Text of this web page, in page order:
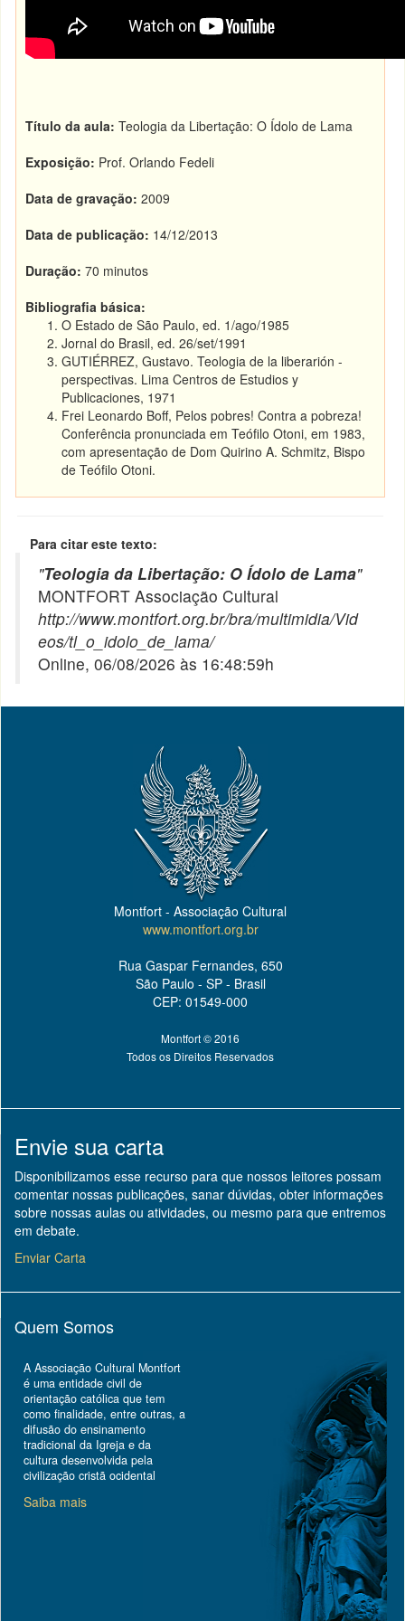
Título da aula: Teologia da Libertação: O Ídolo de Lama
Exposição: Prof. Orlando Fedeli
Data de gravação: 2009
Data de publicação: 14/12/2013
Duração: 70 minutos
Bibliografia básica:
O Estado de São Paulo, ed. 1/ago/1985
Jornal do Brasil, ed. 26/set/1991
GUTIÉRREZ, Gustavo. Teologia de la liberarión -
perspectivas. Lima Centros de Estudios y
Publicaciones, 1971
Frei Leonardo Boff, Pelos pobres! Contra a pobreza!
Conferência pronunciada em Teófilo Otoni, em 1983,
com apresentação de Dom Quirino A. Schmitz, Bispo
de Teófilo Otoni.
Para citar este texto:
"Teologia da Libertação: O Ídolo de Lama"
MONTFORT Associação Cultural
http://www.montfort.org.br/bra/multimidia/Vid
eos/tl_o_idolo_de_lama/
Online, 06/08/2026 às 16:48:59h
Montfort - Associação Cultural
www.montfort.org.br
Rua Gaspar Fernandes, 650
São Paulo - SP - Brasil
CEP: 01549-000
Montfort © 2016
Todos os Direitos Reservados
Envie sua carta
Disponibilizamos esse recurso para que nossos leitores possam
comentar nossas publicações, sanar dúvidas, obter informações
sobre nossas aulas ou atividades, ou mesmo para que entremos
em debate.
Enviar Carta
Quem Somos
A Associação Cultural Montfort
é uma entidade civil de
orientação católica que tem
como finalidade, entre outras, a
difusão do ensinamento
tradicional da Igreja e da
cultura desenvolvida pela
civilização cristã ocidental
Saiba mais